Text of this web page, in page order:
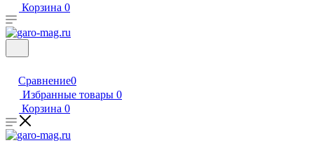
Корзина 0
Сравнение0
Избранные товары 0
Корзина 0